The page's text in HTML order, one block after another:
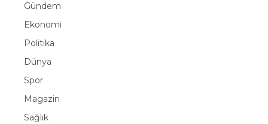
Gündem
Ekonomi
Politika
Dünya
Spor
Magazin
Sağlık